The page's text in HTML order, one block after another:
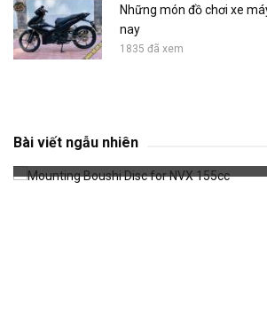
Những món đồ chơi xe
nay
1835 đã xem
Bài viết ngẫu nhiên
Mounting Boushi Disc for NVX